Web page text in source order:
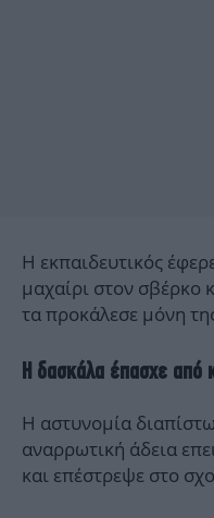
Η εκπαιδευτικός
μαχαίρι στον σβέρκο
τα προκάλεσε μόνη
Η δασκάλα έπασχε από
Η αστυνομία
αναρρωτική άδεια
και επέστρεψε στο